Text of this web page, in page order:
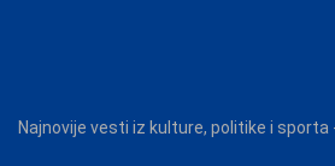
Najnovije vesti iz kulture, politike i sporta